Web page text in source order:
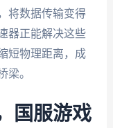
将数据传输变得
器正能解决这些
短物理距离，成
梁。
国服游戏